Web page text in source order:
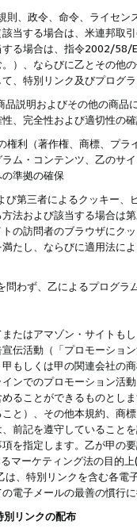
則、政令、命令、ライセ
当する場合は、米連邦取
る場合は、指令2002/58/
）、ならびに乙とその他
、特別リンク及びプログ
説明およびその他の商
、完全性および適切性の
権利（著作権、商標、プ
ム・コンテンツ、乙のサ
の準拠の確保
び第三者によるクッキー
法および該当する場合は
の訪問者のブラウザにク
たし、ならびに適用法に
問わず、乙によるプログ
たはアマゾン・サイトも
伝活動（「プロモーショ
もしくは甲の関連会社の
ンでのプロモーション活
ることができるものとし
と）、その他本規約、商
前記を遵守していること
を指定します。乙が甲の
マーケティング法の目的
、特別リンクを含む各
電子メールの最善の慣行
別リンクの配布